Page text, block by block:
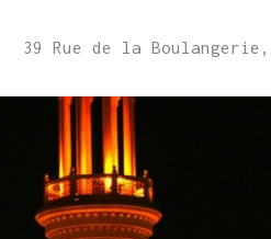
39 Rue de la